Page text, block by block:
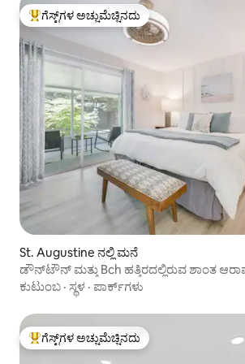
ಗೆಸ್ಟ್‌ಗಳಿಗೆ ಅತಿ ಹೆಚ್ಚು ಅಚ್ಚುಮೆಚ್ಚಿನದು
ಗೆಸ್ಟ್‌ಗಳ ಅಚ್ಚುಮೆಚ್ಚಿನದು
St. Augustine ನಲ್ಲಿ ಮನೆ
ಡೌನ್‌ಟೌನ್ ಮತ್ತು Bch ಹತ್ತಿರದಲ್ಲಿರುವ ಶಾಂತ
ಕಾಟೇಜ್
ಕುಟುಂಬ · ಸ್ಥಳ · ಪಾರ್ಕ್‌ಗಳು
ಗೆಸ್ಟ್‌ಗಳಿಗೆ ಅತಿ ಹೆಚ್ಚು ಅಚ್ಚುಮೆಚ್ಚಿನದು
ಗೆಸ್ಟ್‌ಗಳ ಅಚ್ಚುಮೆಚ್ಚಿನದು